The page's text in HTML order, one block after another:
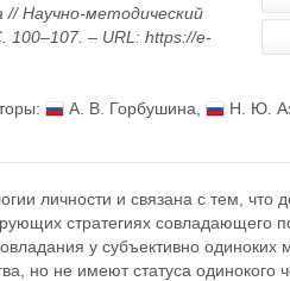
// Научно-методический
– URL: https://e-
А. В. Горбушина
Н. Ю.
личности и связана с тем, что
стратегиях совладающего
у субъективно
но не имеют статуса одинокого